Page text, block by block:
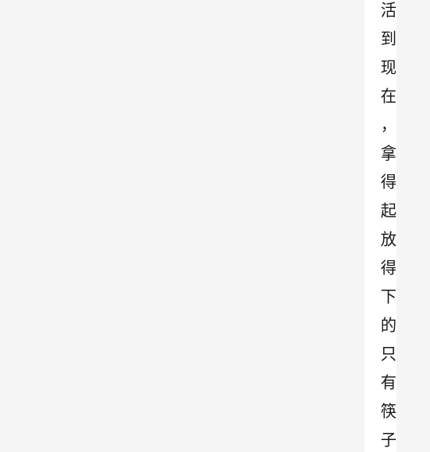
活
到
现
在
，
拿
得
起
放
得
下
的
只
有
筷
子